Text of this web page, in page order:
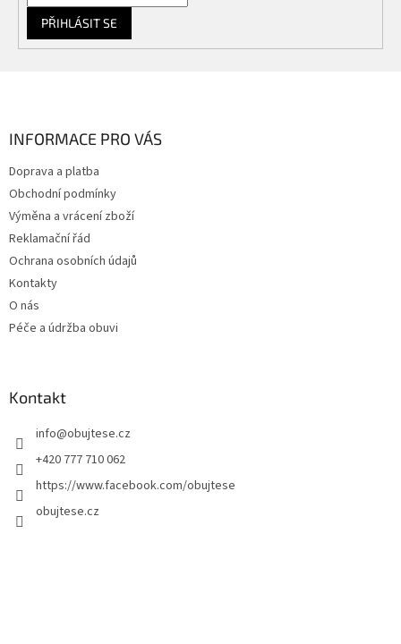
PŘIHLÁSIT SE
INFORMACE PRO VÁS
Doprava a platba
Obchodní podmínky
Výměna a vrácení zboží
Reklamační řád
Ochrana osobních údajů
Kontakty
O nás
Péče a údržba obuvi
Kontakt
info@obujtese.cz
+420 777 710 062
https://www.facebook.com/obujtese
obujtese.cz